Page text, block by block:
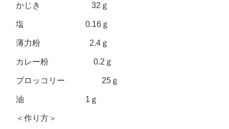
かじき 32ｇ
塩 0.16ｇ
薄力粉 2.4ｇ
カレー粉 0.2ｇ
ブロッコリー 25ｇ
油 1ｇ
＜作り方＞